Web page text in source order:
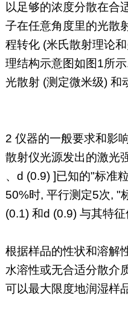
以足够的浓度分散在合
子在任意角度里的光散
程转化 (米氏散射理论
理结构示意图如图1所
光散射 (测定微米级) 和
2 仪器的一般要求和影
散射仪光源发出的激光
、d (0.9) ]已知的"标准
50%时, 平行测定5次, "
(0.1) 和d (0.9) 与其特
根据样品的性状和溶解
水溶性或无合适分散介
可以最大限度地润湿样